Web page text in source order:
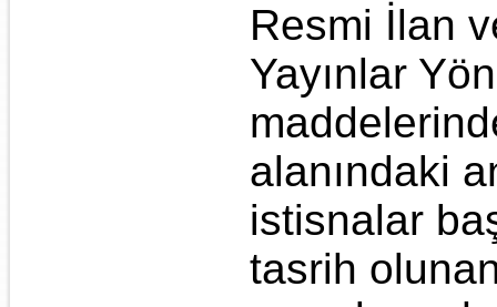
Resmi İlan
Yayınlar
alanındaki
istisnalar
tasrih